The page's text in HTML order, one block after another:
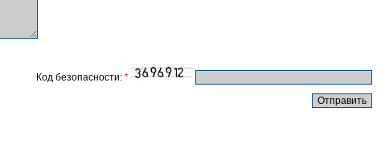
Код безопасности: *